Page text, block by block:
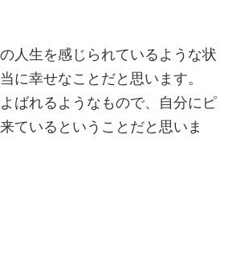
人生を感じられているような状
に幸せなことだと思います。
ばれるようなもので、自分にピ
ているということだと思いま